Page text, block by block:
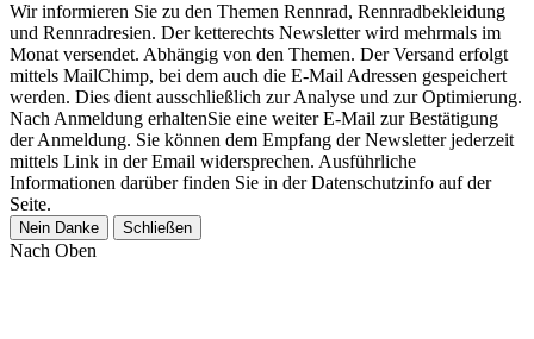
Wir informieren Sie zu den Themen Rennrad, Rennradbekleidung
und Rennradresien. Der ketterechts Newsletter wird mehrmals im
Monat versendet. Abhängig von den Themen. Der Versand erfolgt
mittels MailChimp, bei dem auch die E-Mail Adressen gespeichert
werden. Dies dient ausschließlich zur Analyse und zur Optimierung.
Nach Anmeldung erhaltenSie eine weiter E-Mail zur Bestätigung
der Anmeldung. Sie können dem Empfang der Newsletter jederzeit
mittels Link in der Email widersprechen. Ausführliche
Informationen darüber finden Sie in der Datenschutzinfo auf der
Seite.
Nein Danke Schließen
Nach Oben